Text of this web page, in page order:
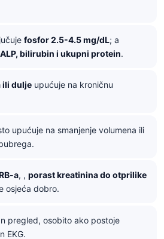
fosfor 2.5-4.5 mg/dL; a
ALP, bilirubin i ukupni protein.
ili dulje upućuje na kroničnu
upućuje na smanjenje volumena ili
a, , porast kreatinina do otprilike
osjeća dobro.
pregled, osobito ako postoje
EKG.